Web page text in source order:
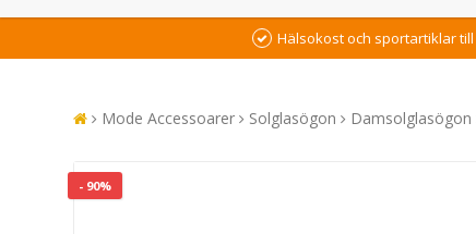
Hälsokost och sportartiklar
Mode Accessoarer Solglasögon Damsolglasögon
- 90%